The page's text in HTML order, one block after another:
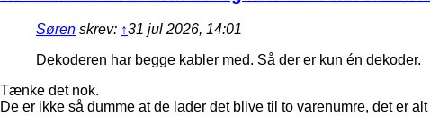
Søren skrev: ↑31 jul 2026, 14:01
Dekoderen har begge kabler med. Så der er kun én dekoder.
Tænke det nok.
De er ikke så dumme at de lader det blive til to varenumre, det er